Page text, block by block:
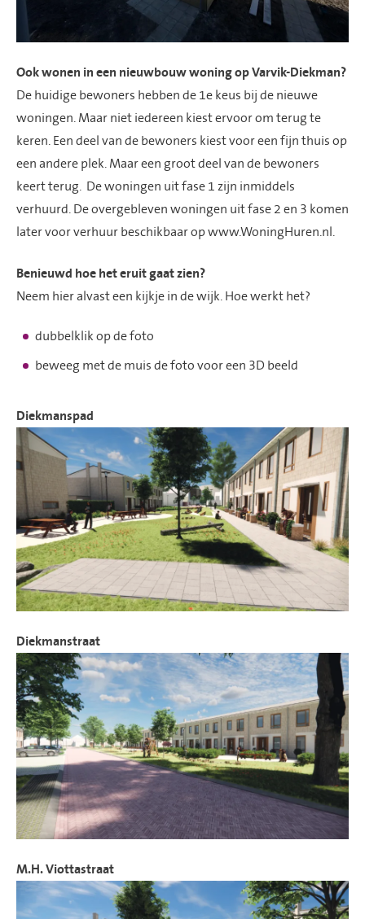
Ook wonen in een nieuwbouw woningopVarvik-Diekman?
De huidige bewoners hebben de 1e keus bij de nieuwe
woningen. Maar niet iedereen kiest ervoor om terug te
keren. Een deel van de bewoners kiest voor een fijn thuis op
een andere plek. Maareen groot deel van de bewoners
keertterug. De woningen uit fase 1 zijn inmiddels
verhuurd. De overgebleven woningen uit fase 2 en 3 komen
later voor verhuur beschikbaar opwww.WoningHuren.nl.
Benieuwd hoe het eruit gaat zien?
Neem hier alvast een kijkje in de wijk. Hoe werkt het?
dubbelklik op de foto
beweeg met de muis de foto voor een 3D beeld
Diekmanspad
Diekmanstraat
M.H. Viottastraat